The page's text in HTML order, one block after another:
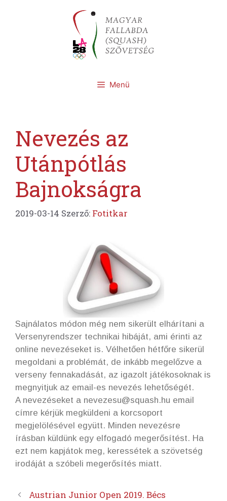
Menü
Nevezés az
Utánpótlás
Bajnokságra
2019-03-14 Szerző: Fotitkar
Sajnálatos módon még nem sikerült elhárítani a
Versenyrendszer technikai hibáját, ami érinti az
online nevezéseket is. Vélhetően hétfőre sikerül
megoldani a problémát, de inkább megelőzve a
verseny fennakadását, az igazolt játékosoknak is
megnyitjuk az email-es nevezés lehetőségét.
A nevezéseket a nevezesu@squash.hu email
címre kérjük megküldeni a korcsoport
megjelölésével együtt. Minden nevezésre
írásban küldünk egy elfogadó megerősítést. Ha
ezt nem kapjátok meg, keressétek a szövetség
irodáját a szóbeli megerősítés miatt.
Austrian Junior Open 2019. Bécs